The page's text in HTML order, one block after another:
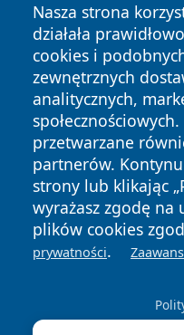
Nasza strona
działała
cookies i
zewnętrznych
analitycznych,
przetwarzane
partnerów.
strony lub klikając
wyrażasz zgodę na
plików cookies
prywatności.
Copyright © 2026
zastrzeżone.
News Autorzy